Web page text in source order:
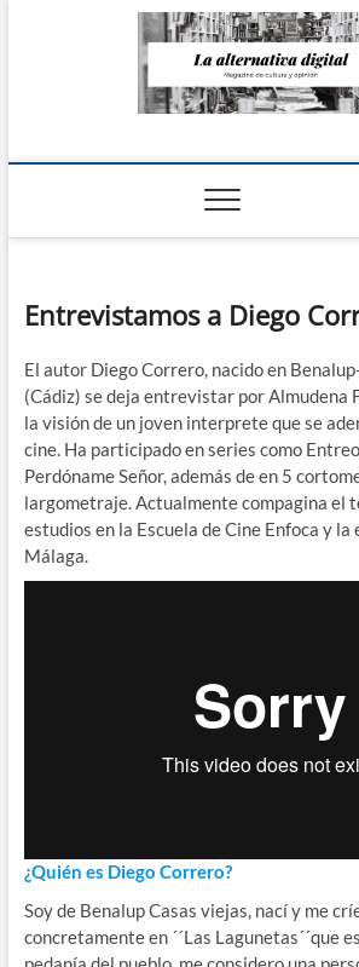
La
Entrevistamos a Diego
El autor Diego Correro, nacido en
(Cádiz) se deja entrevistar por Almudena
la visión de un joven interprete que se
cine. Ha participado en series como
Perdóname Señor, además de en 5
largometraje. Actualmente compagina el
estudios en la Escuela de Cine Enfoca y la
Málaga.
¿Quién es Diego Correro?
Soy de Benalup Casas viejas, nací y me
concretamente en ´´Las Lagunetas´´que